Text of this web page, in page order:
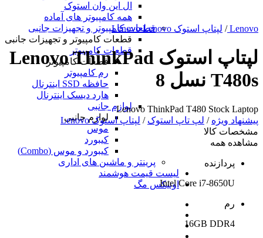
ال این وان استوک
همه کامپیوتر های آماده
قطعات کامپیوتر و تجهیزات جانبی
قطعات کامپیوتر و تجهیزات جانبی
قطعات کامپیوتر
قطعات کامپیوتر
رم کامپیوتر
حافظه SSD اینترنال
هارد دیسک اینترنال
لوازم جانبی
لوازم جانبی
موس
کیبورد
کیبورد و موس (Combo)
پرینتر و ماشین های اداری
لیست قیمت هوشمند
اونیکس مگ
Lenovo
/ لپتاپ استوک Lenovo Lenovo
لپتاپ استوک Lenovo ThinkPad
T480s نسل 8
Lenovo ThinkPad T480 Stock Laptop
پیشنهاد ویژه / لپ تاپ استوک / لپتاپ استوک Lenovo
مشخصات کالا
مشاهده همه
پردازنده
Intel Core i7-8650U
رم
16GB DDR4